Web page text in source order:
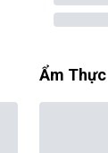
Ẩm Thực